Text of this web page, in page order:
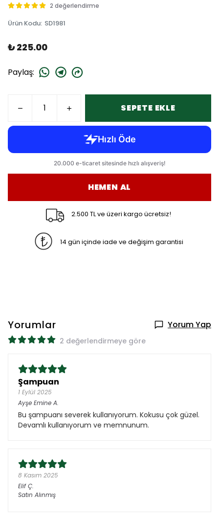
2 değerlendirme
Ürün Kodu: SD1981
₺ 225.00
Paylaş:
SEPETE EKLE
HEMEN AL
2.500 TL ve üzeri kargo ücretsiz!
14 gün içinde iade ve değişim garantisi
Yorumlar Yorum Yap
2 değerlendirmeye göre
Şampuan
1 Eylül 2025
Ayşe Emine A.
Bu şampuanı severek kullanıyorum. Kokusu çok güzel.
Devamlı kullanıyorum ve memnunum.
8 Kasım 2025
Elif Ç.
Satın Alınmış